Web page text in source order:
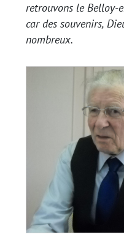
retrouvons le Belloy-
car des souvenirs,
nombreux.